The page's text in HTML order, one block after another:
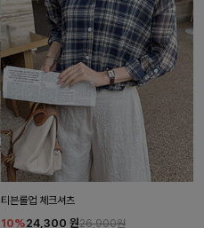
티븐롤업 체크셔츠
10%24,300 원26,900원